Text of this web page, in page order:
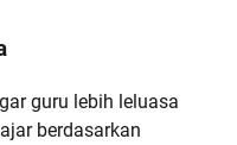
guru lebih leluasa
berdasarkan